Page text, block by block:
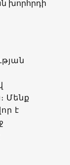
խորհրդի
Մենք
է